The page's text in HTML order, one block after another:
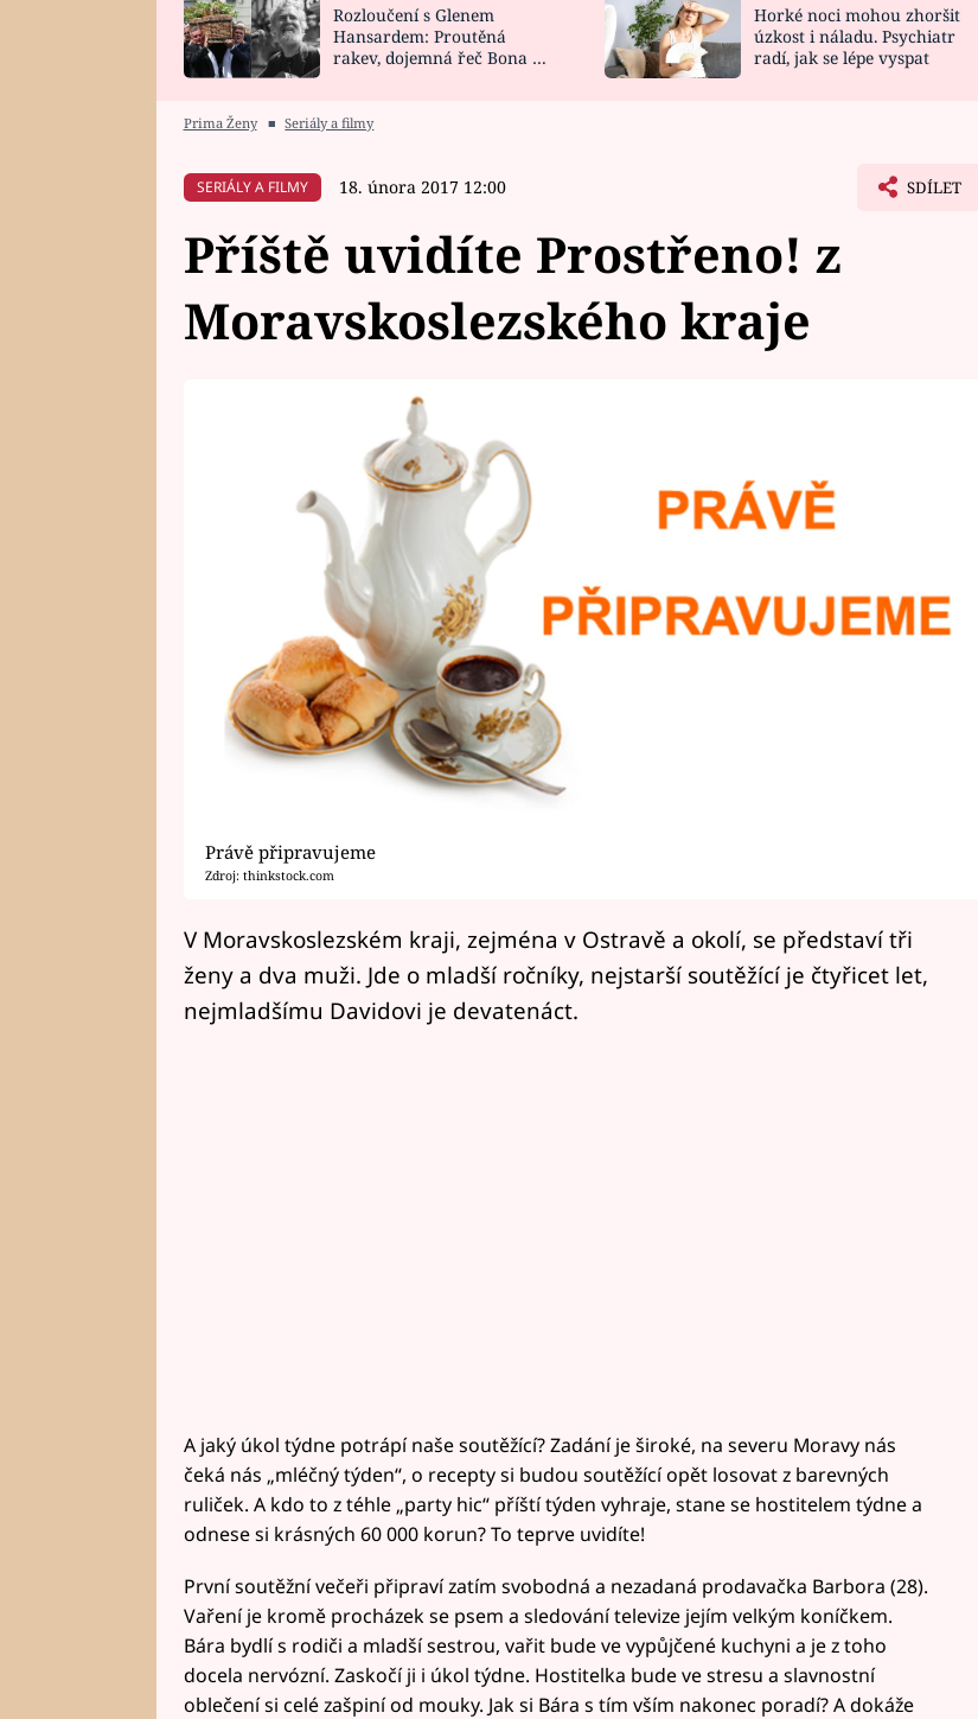
HOROSKOP NA
CELEBRITY
VAŘENÍ
NOVINKY
VIDEORECEPTY
Rozloučení s Glenem
Hansardem: Proutěná
rakev, dojemná řeč Bona a
Horké noci mohou zhoršit
úzkost i náladu. Psychiatr
radí, jak se lépe vyspat
Prima Ženy ■ Seriály a filmy
SERIÁLY A FILMY 18. února 2017 12:00 SDÍLET
Příště uvidíte Prostřeno! z
Moravskoslezského kraje
Právě připravujeme
Zdroj: thinkstock.com
V Moravskoslezském kraji, zejména v Ostravě a okolí, se představí tři
ženy a dva muži. Jde o mladší ročníky, nejstarší soutěžící je čtyřicet let,
nejmladšímu Davidovi je devatenáct.
A jaký úkol týdne potrápí naše soutěžící? Zadání je široké, na severu Moravy nás
čeká nás „mléčný týden“, o recepty si budou soutěžící opět losovat z barevných
ruliček. A kdo to z téhle „party hic“ příští týden vyhraje, stane se hostitelem týdne a
odnese si krásných 60 000 korun? To teprve uvidíte!
První soutěžní večeři připraví zatím svobodná a nezadaná prodavačka Barbora (28).
Vaření je kromě procházek se psem a sledování televize jejím velkým koníčkem.
Bára bydlí s rodiči a mladší sestrou, vařit bude ve vypůjčené kuchyni a je z toho
docela nervózní. Zaskočí ji i úkol týdne. Hostitelka bude ve stresu a slavnostní
oblečení si celé zašpiní od mouky. Jak si Bára s tím vším nakonec poradí? A dokáže